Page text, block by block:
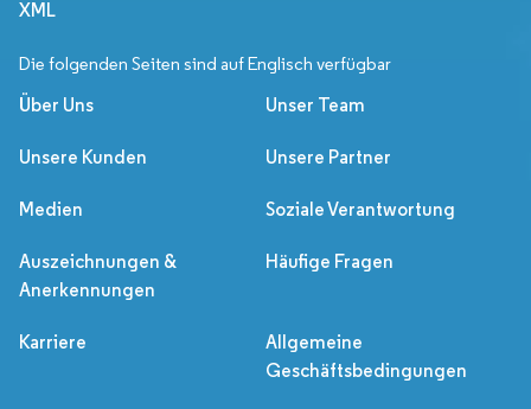
XML
Die folgenden Seiten sind auf Englisch verfügbar
Über Uns Unser Team
Unsere Kunden Unsere Partner
Medien Soziale Verantwortung
Auszeichnungen &
Anerkennungen
Häufige Fragen
Karriere
Allgemeine
Geschäftsbedingungen